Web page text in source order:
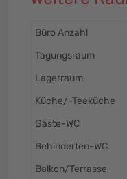
Büro Anzahl
Tagungsraum
Lagerraum
Küche/-Teeküche
Gäste-WC
Behinderten-WC
Balkon/Terrasse